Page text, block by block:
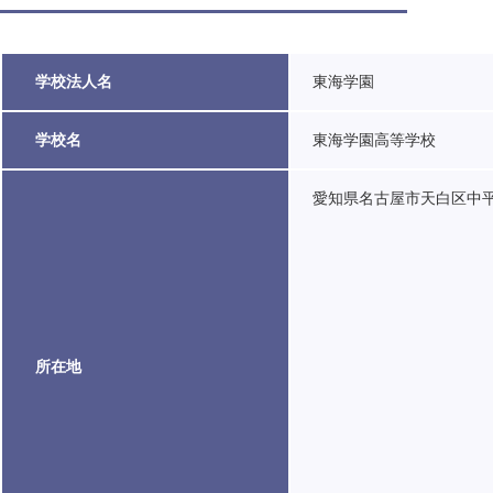
学校法人名 東海学園
学校名 東海学園高等学校
所在地
愛知県名古屋市天白区中